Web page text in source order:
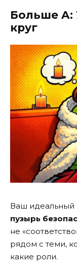
Больше
круг
Ваш идеальный
пузырь
не
рядом с теми,
какие роли.